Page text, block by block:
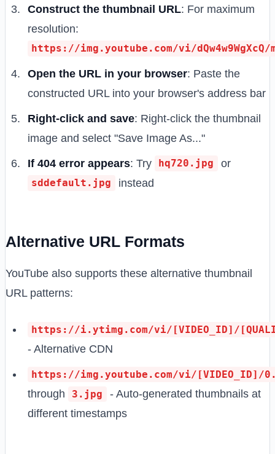
Construct the thumbnail URL: For maximum
resolution:
https://img.youtube.com/vi/
Open the URL in your browser: Paste the
constructed URL into your browser's address bar
Right-click and save: Right-click the thumbnail
image and select "Save Image As..."
If 404 error appears: Try hq720.jpg or
sddefault.jpg instead
Alternative URL Formats
YouTube also supports these alternative thumbnail
URL patterns:
https://i.ytimg.com/vi/[VIDEO_ID]/
- Alternative CDN
https://img.youtube.com/vi/[VIDEO_ID]/
through 3.jpg
- Auto-generated thumbnails at
different timestamps